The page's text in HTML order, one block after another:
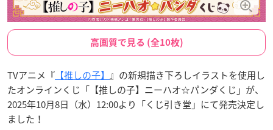
高画質で見る (全10枚)
TVアニメ『 【推しの子】 』の新規描き下ろしイラストを使用し
たオンラインくじ「【推しの子】ニーハオ☆パンダくじ」が、
2025年10月8日（水）12:00より「くじ引き堂」にて発売決定し
ました！